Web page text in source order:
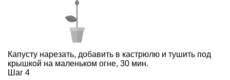
Капусту нарезать, добавить в кастрюлю и тушить под
крышкой на маленьком огне, 30 мин.
Шаг 4